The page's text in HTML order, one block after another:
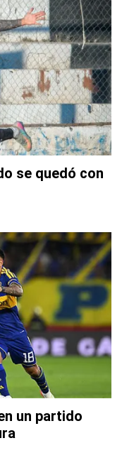
se quedó con
un partido